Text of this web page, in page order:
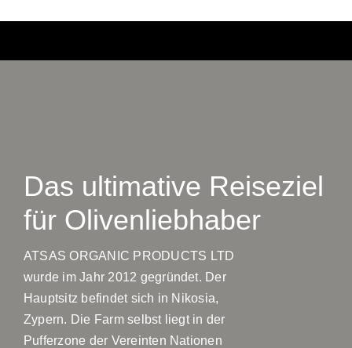
Das ultimative Reiseziel
für Olivenliebhaber
ATSAS ORGANIC PRODUCTS LTD
wurde im Jahr 2012 gegründet. Der
Hauptsitz befindet sich in Nikosia,
Zypern. Die Farm selbst liegt in der
Pufferzone der Vereinten Nationen